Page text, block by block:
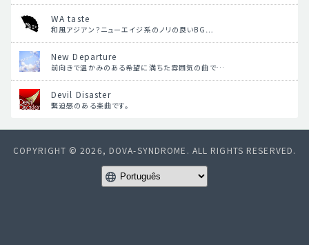
WA taste
和風アジアン？ニューエイジ系のノリの良いBG…
New Departure
前向きで温かみのある希望に満ちた雰囲気の曲で…
Devil Disaster
緊迫感のある楽曲です。
COPYRIGHT © 2026, DOVA-SYNDROME. ALL RIGHTS RESERVED.